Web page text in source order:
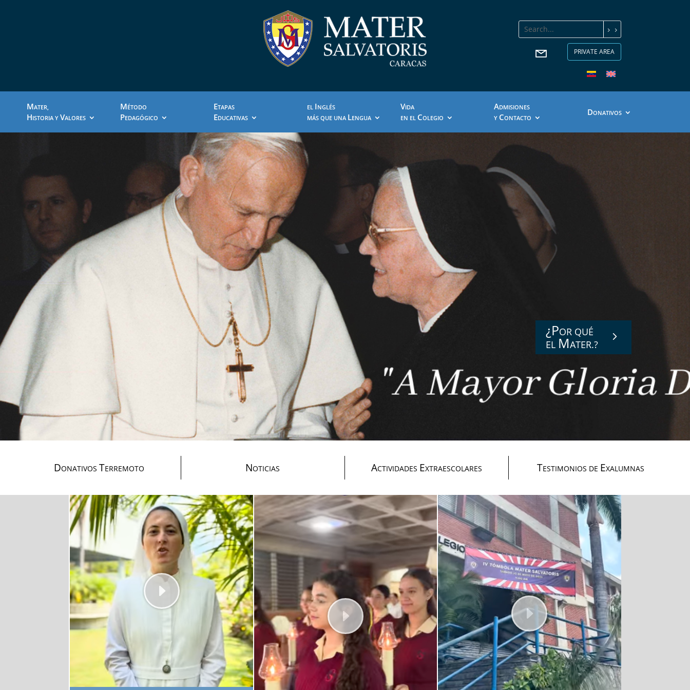
PRIVATE AREA
MATER,
HISTORIA Y VALORES
MÉTODO
PEDAGÓGICO
ETAPAS
EDUCATIVAS
EL INGLÉS
MÁS QUE UNA LENGUA
VIDA
EN EL COLEGIO
ADMISIONES
Y CONTACTO
DONATIVOS
¿POR QUÉ
EL MATER.?
DONATIVOS TERREMOTO NOTICIAS ACTIVIDADES EXTRAESCOLARES TESTIMONIOS DE EXALUMNAS